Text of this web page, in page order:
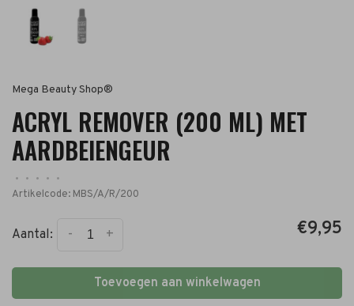
Mega Beauty Shop®
ACRYL REMOVER (200 ML) MET
AARDBEIENGEUR
• • • •
•
Artikelcode: MBS/A/R/200
Aantal: +
- €9,95
Toevoegen aan winkelwagen